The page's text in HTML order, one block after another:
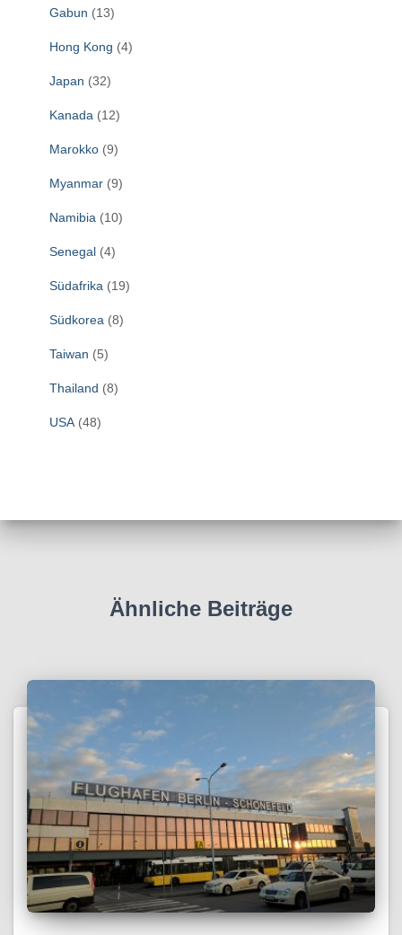
Gabun (13)
Hong Kong (4)
Japan (32)
Kanada (12)
Marokko (9)
Myanmar (9)
Namibia (10)
Senegal (4)
Südafrika (19)
Südkorea (8)
Taiwan (5)
Thailand (8)
USA (48)
Ähnliche Beiträge